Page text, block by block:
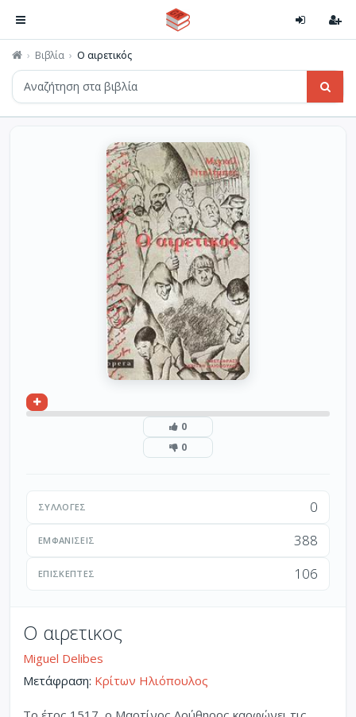
Βιβλία Ο αιρετικός
0
0
ΣΥΛΛΟΓΈΣ 0
ΕΜΦΑΝΊΣΕΙΣ 388
ΕΠΙΣΚΈΠΤΕΣ 106
Ο αιρετικος
Miguel Delibes
Μετάφραση: Κρίτων Ηλιόπουλος